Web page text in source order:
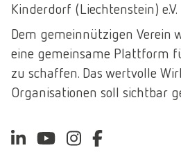
Kinderdorf (Liechtenstein) e.V.
Dem gemeinnützigen Verein
eine gemeinsame Plattform
zu schaffen. Das wertvolle
Organisationen soll sichtbar